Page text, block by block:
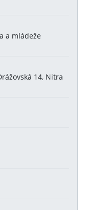
a mládeže
14, Nitra